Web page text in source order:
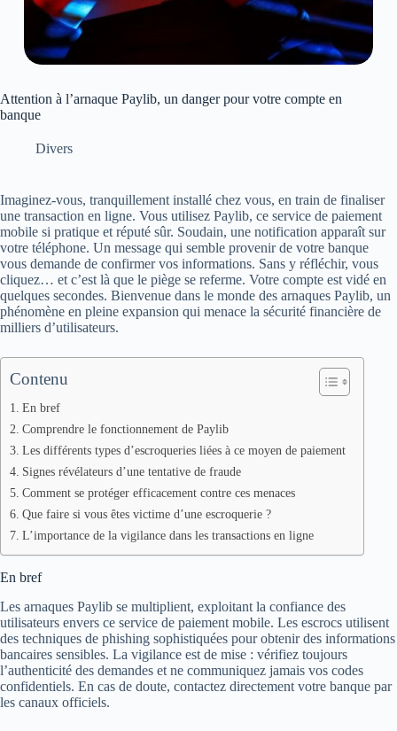
Attention à l’arnaque Paylib, un danger pour votre compte en
banque
Divers
Imaginez-vous, tranquillement installé chez vous, en train de finaliser
une transaction en ligne. Vous utilisez Paylib, ce service de paiement
mobile si pratique et réputé sûr. Soudain, une notification apparaît sur
votre téléphone. Un message qui semble provenir de votre banque
vous demande de confirmer vos informations. Sans y réfléchir, vous
cliquez… et c’est là que le piège se referme. Votre compte est vidé en
quelques secondes. Bienvenue dans le monde des arnaques Paylib, un
phénomène en pleine expansion qui menace la sécurité financière de
milliers d’utilisateurs.
Contenu
En bref
Comprendre le fonctionnement de Paylib
Les différents types d’escroqueries liées à ce moyen de paiement
Signes révélateurs d’une tentative de fraude
Comment se protéger efficacement contre ces menaces
Que faire si vous êtes victime d’une escroquerie ?
L’importance de la vigilance dans les transactions en ligne
En bref
Les arnaques Paylib se multiplient, exploitant la confiance des
utilisateurs envers ce service de paiement mobile. Les escrocs utilisent
des techniques de phishing sophistiquées pour obtenir des informations
bancaires sensibles. La vigilance est de mise : vérifiez toujours
l’authenticité des demandes et ne communiquez jamais vos codes
confidentiels. En cas de doute, contactez directement votre banque par
les canaux officiels.